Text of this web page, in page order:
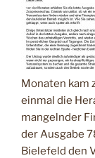
Monaten kam
einmal die
mangelnder
der Ausgabe
Bielefeld den